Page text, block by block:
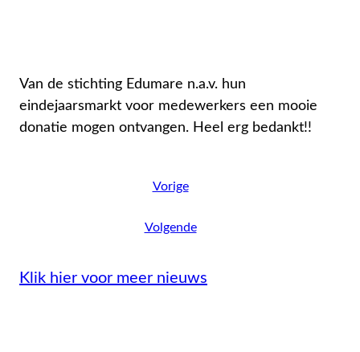
Van de stichting Edumare n.a.v. hun
eindejaarsmarkt voor medewerkers een mooie
donatie mogen ontvangen. Heel erg bedankt!!
Vorige
Volgende
Klik hier voor meer nieuws